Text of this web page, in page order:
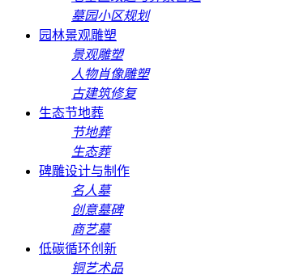
墓园小区规划
园林景观雕塑
景观雕塑
人物肖像雕塑
古建筑修复
生态节地葬
节地葬
生态葬
碑雕设计与制作
名人墓
创意墓碑
商艺墓
低碳循环创新
铜艺术品